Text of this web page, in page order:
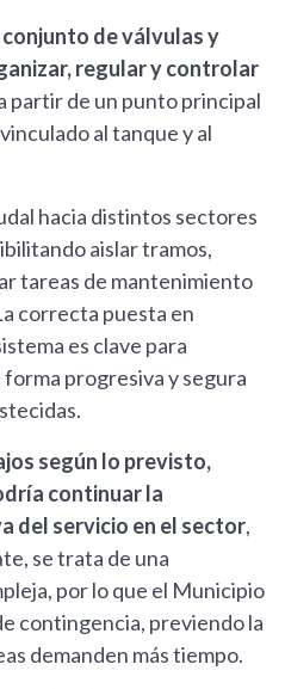
conjunto de válvulas y
regular y controlar
partir de un punto principal
al tanque y al
hacia distintos sectores
aislar tramos,
tareas de mantenimiento
correcta puesta en
es clave para
progresiva y segura
según lo previsto,
continuar la
del servicio en el sector,
se trata de una
por lo que el Municipio
contingencia, previendo la
demanden más tiempo.